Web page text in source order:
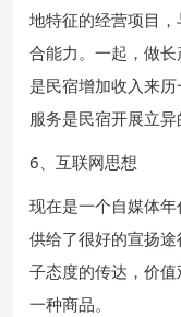
地特征的经营项目
合能力。一起，做
是民宿增加收入来
服务是民宿开展立异
6、互联网思想
现在是一个自媒体
供给了很好的宣扬
子态度的传达，价
一种商品。